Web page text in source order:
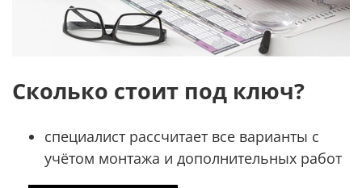
Сколько стоит под ключ?
специалист рассчитает все варианты с
учётом монтажа и дополнительных работ